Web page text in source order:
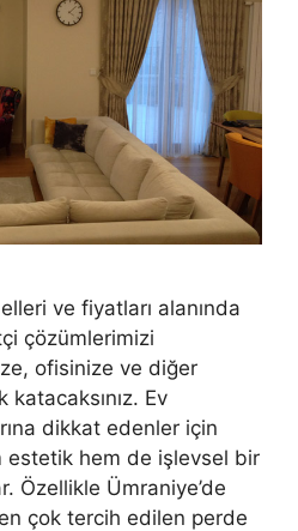
ve fiyatları alanında
çözümlerimizi
ofisinize ve diğer
katacaksınız. Ev
dikkat edenler için
estetik hem de işlevsel bir
Özellikle Ümraniye’de
çok tercih edilen perde